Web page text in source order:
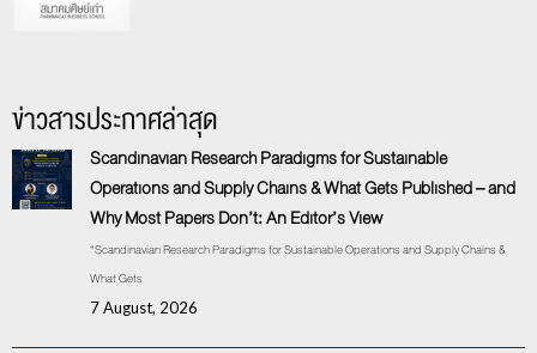
ข่าวสารประกาศล่าสุด
Scandinavian Research Paradigms for Sustainable
Operations and Supply Chains & What Gets Published – and
Why Most Papers Don’t: An Editor’s View
“Scandinavian Research Paradigms for Sustainable Operations and Supply Chains &
What Gets
7 August, 2026